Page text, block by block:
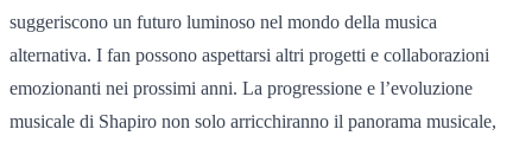
suggeriscono un futuro luminoso nel mondo della musica
alternativa. I fan possono aspettarsi altri progetti e collaborazioni
emozionanti nei prossimi anni. La progressione e l’evoluzione
musicale di Shapiro non solo arricchiranno il panorama musicale,